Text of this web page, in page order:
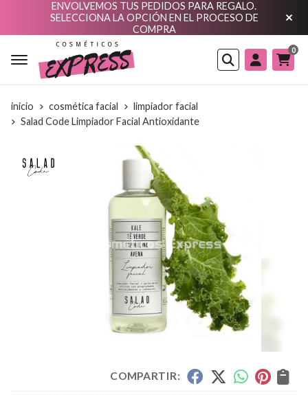
ENVOLVEMOS TUS PEDIDOS PARA REGALO.
SELECCIONA LA OPCIÓN EN EL PROCESO DE
COMPRA
Buscar
0
inicio cosmética facial
limpiador facial
Salad Code Limpiador Facial Antioxidante
COMPARTIR: